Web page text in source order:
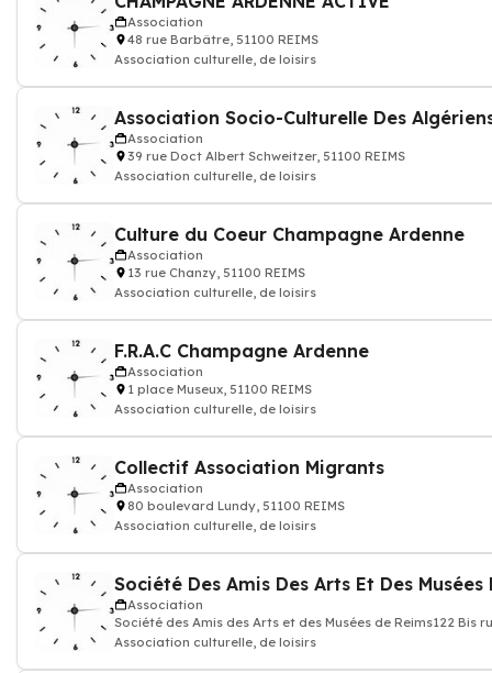
Association
48 rue Barbâtre, 51100 REIMS
Association culturelle, de loisirs
Association
39 rue Doct Albert Schweitzer, 51100 REIMS
Association culturelle, de loisirs
Culture du Coeur Champagne Ardenne
Association
13 rue Chanzy, 51100 REIMS
Association culturelle, de loisirs
F.R.A.C Champagne Ardenne
Association
1 place Museux, 51100 REIMS
Association culturelle, de loisirs
Collectif Association Migrants
Association
80 boulevard Lundy, 51100 REIMS
Association culturelle, de loisirs
Société Des Amis Des Arts Et Des Musées
Association
Société des Amis des Arts et des Musées de Reims122 Bis
Association culturelle, de loisirs